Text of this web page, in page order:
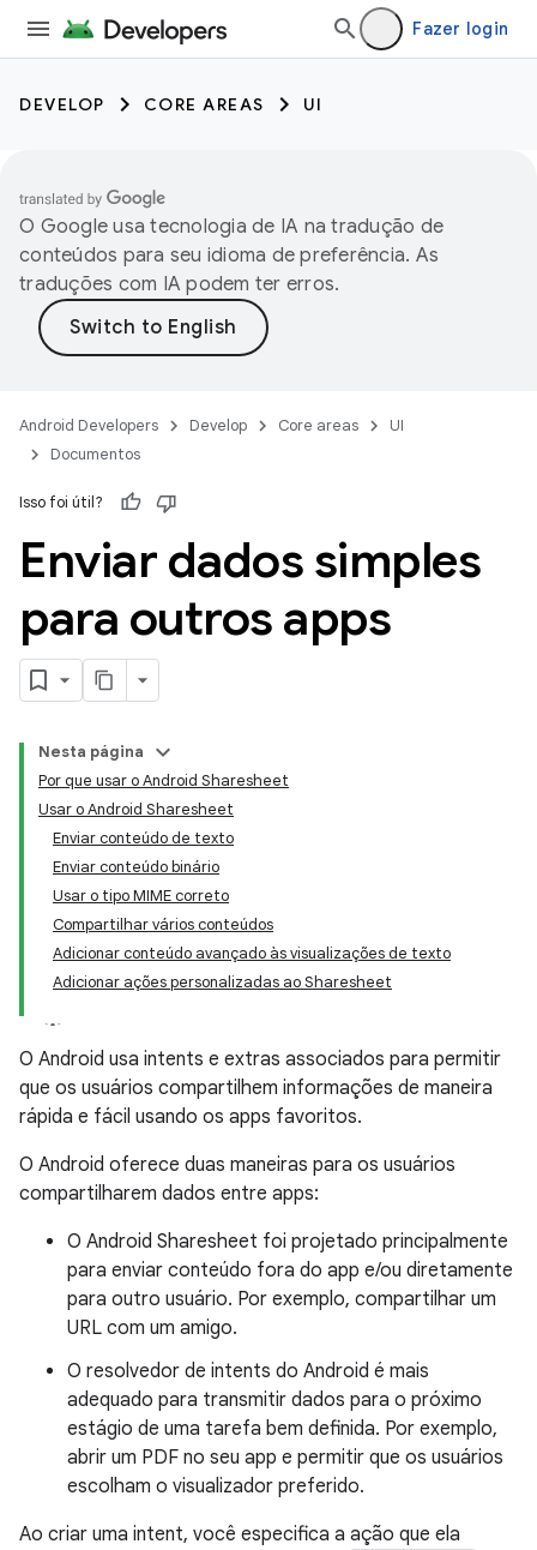
Fazer login
DEVELOP CORE AREAS UI
O Google usa tecnologia de IA na tradução de
conteúdos para seu idioma de preferência. As
traduções com IA podem ter erros.
Android Developers Develop Core areas
UI
Documentos
Isso foi útil?
Enviar dados simples
para outros apps
Nesta página
Por que usar o Android Sharesheet
Usar o Android Sharesheet
Enviar conteúdo de texto
Enviar conteúdo binário
Usar o tipo MIME correto
Compartilhar vários conteúdos
Adicionar conteúdo avançado às visualizações de texto
Adicionar ações personalizadas ao Sharesheet
O Android usa intents e extras associados para permitir
que os usuários compartilhem informações de maneira
rápida e fácil usando os apps favoritos.
O Android oferece duas maneiras para os usuários
compartilharem dados entre apps:
O Android Sharesheet foi projetado principalmente
para enviar conteúdo fora do app e/ou diretamente
para outro usuário. Por exemplo, compartilhar um
URL com um amigo.
O resolvedor de intents do Android é mais
adequado para transmitir dados para o próximo
estágio de uma tarefa bem definida. Por exemplo,
abrir um PDF no seu app e permitir que os usuários
escolham o visualizador preferido.
Ao criar uma intent, você especifica a ação que ela